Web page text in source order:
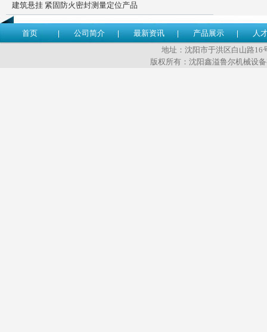
建筑悬挂 紧固防火密封测量定位产品
首页 公司简介 最新资讯 产品展示
人
地址：沈阳市于洪区白山路16
版权所有：沈阳鑫溢鲁尔机械设